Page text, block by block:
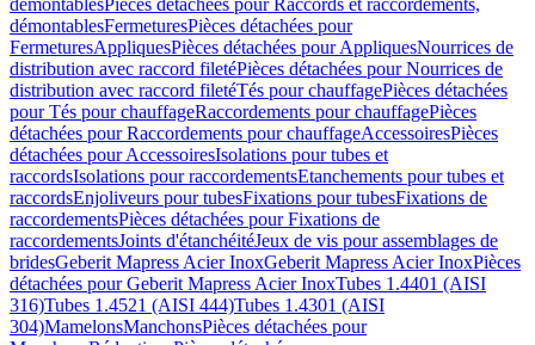
démontablesPièces détachées pour Raccords et raccordements,
démontablesFermeturesPièces détachées pour
FermeturesAppliquesPièces détachées pour AppliquesNourrices de
distribution avec raccord filetéPièces détachées pour Nourrices de
distribution avec raccord filetéTés pour chauffagePièces détachées
pour Tés pour chauffageRaccordements pour chauffagePièces
détachées pour Raccordements pour chauffageAccessoiresPièces
détachées pour AccessoiresIsolations pour tubes et
raccordsIsolations pour raccordementsEtanchements pour tubes et
raccordsEnjoliveurs pour tubesFixations pour tubesFixations de
raccordementsPièces détachées pour Fixations de
raccordementsJoints d'étanchéitéJeux de vis pour assemblages de
bridesGeberit Mapress Acier InoxGeberit Mapress Acier InoxPièces
détachées pour Geberit Mapress Acier InoxTubes 1.4401 (AISI
316)Tubes 1.4521 (AISI 444)Tubes 1.4301 (AISI
304)MamelonsManchonsPièces détachées pour